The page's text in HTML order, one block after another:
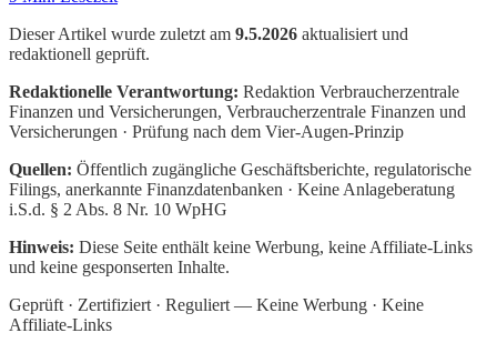
Dieser Artikel wurde zuletzt am 9.5.2026 aktualisiert und
redaktionell geprüft.
Redaktionelle Verantwortung: Redaktion Verbraucherzentrale
Finanzen und Versicherungen, Verbraucherzentrale Finanzen und
Versicherungen · Prüfung nach dem Vier-Augen-Prinzip
Quellen: Öffentlich zugängliche Geschäftsberichte, regulatorische
Filings, anerkannte Finanzdatenbanken · Keine Anlageberatung
i.S.d. § 2 Abs. 8 Nr. 10 WpHG
Hinweis: Diese Seite enthält keine Werbung, keine Affiliate-Links
und keine gesponserten Inhalte.
Geprüft · Zertifiziert · Reguliert — Keine Werbung · Keine
Affiliate-Links